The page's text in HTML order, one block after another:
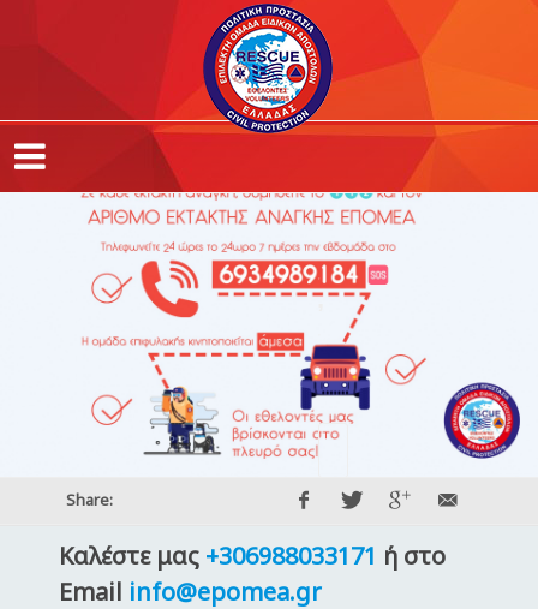
,
Share:
Καλέστε μας +306988033171 ή στο
Email info@epomea.gr